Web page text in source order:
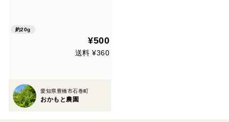
約20g
¥500
送料 ¥360
愛知県豊橋市石巻町
おかもと農園